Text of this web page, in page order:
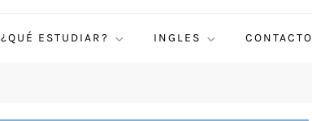
¿QUÉ ESTUDIAR? INGLES CONTACTO